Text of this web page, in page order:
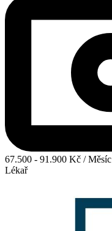
67.500 - 91.900 Kč / Měsíc
Lékař